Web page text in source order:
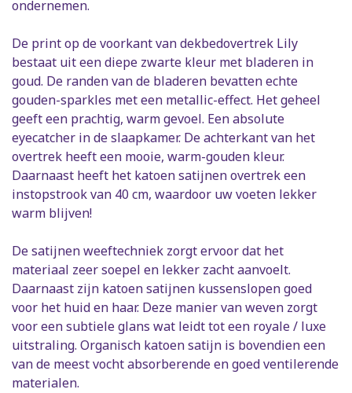
ondernemen.
De print op de voorkant van dekbedovertrek Lily
bestaat uit een diepe zwarte kleur met bladeren in
goud. De randen van de bladeren bevatten echte
gouden-sparkles met een metallic-effect. Het geheel
geeft een prachtig, warm gevoel. Een absolute
eyecatcher in de slaapkamer. De achterkant van het
overtrek heeft een mooie, warm-gouden kleur.
Daarnaast heeft het katoen satijnen overtrek een
instopstrook van 40 cm, waardoor uw voeten lekker
warm blijven!
De satijnen weeftechniek zorgt ervoor dat het
materiaal zeer soepel en lekker zacht aanvoelt.
Daarnaast zijn katoen satijnen kussenslopen goed
voor het huid en haar. Deze manier van weven zorgt
voor een subtiele glans wat leidt tot een royale / luxe
uitstraling. Organisch katoen satijn is bovendien een
van de meest vocht absorberende en goed ventilerende
materialen.